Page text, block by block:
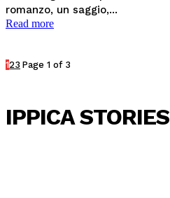
romanzo, un saggio,...
Read more
123 Page 1 of 3
IPPICA STORIES